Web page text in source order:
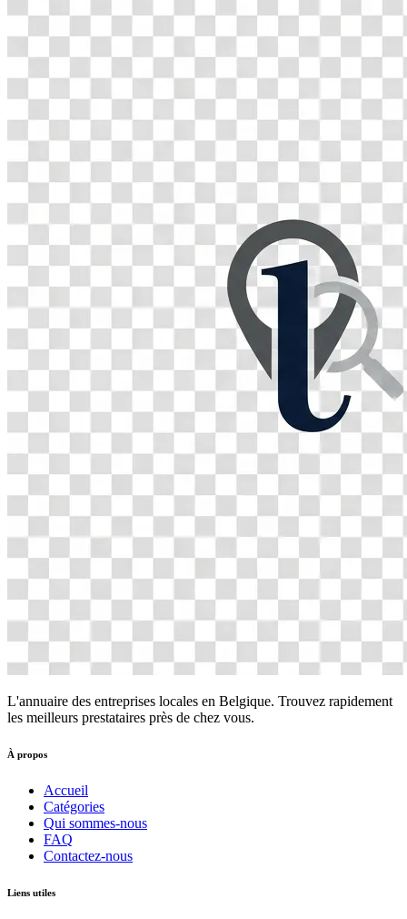
L'annuaire des entreprises locales en Belgique. Trouvez rapidement
les meilleurs prestataires près de chez vous.
À propos
Accueil
Catégories
Qui sommes-nous
FAQ
Contactez-nous
Liens utiles